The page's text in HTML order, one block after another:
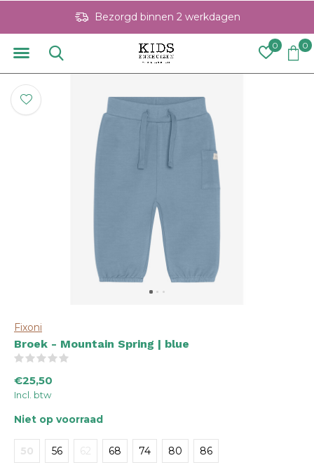
0 0
Bezorgd binnen 2 werkdagen
Fixoni
Broek - Mountain Spring | blue
€25,50
Incl. btw
Niet op voorraad
50 56 62 68 74 80 86